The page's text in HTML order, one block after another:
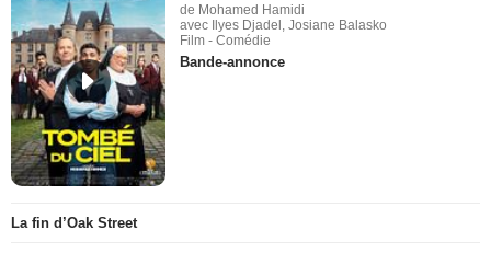
de Mohamed Hamidi
avec Ilyes Djadel, Josiane Balasko
Film - Comédie
Bande-annonce
La fin d’Oak Street